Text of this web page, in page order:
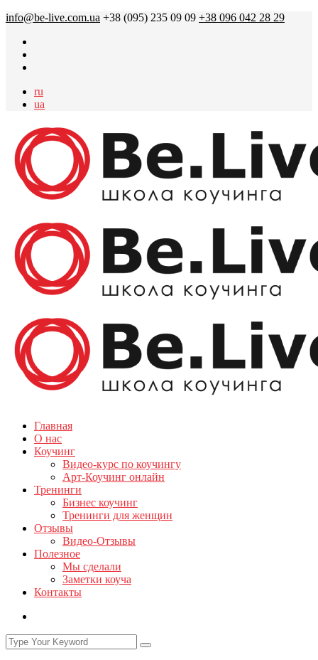
info@be-live.com.ua +38 (095) 235 09 09 +38 096 042 28 29
ru
ua
Главная
О нас
Коучинг
Видео-курс по коучингу
Арт-Коучинг онлайн
Тренинги
Бизнес коучинг
Тренинги для женщин
Отзывы
Видео-Отзывы
Полезное
Мы сделали
Заметки коуча
Контакты